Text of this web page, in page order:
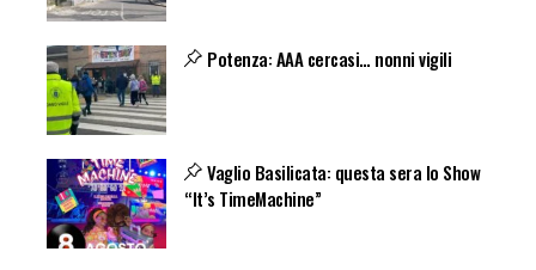
Potenza: AAA cercasi… nonni vigili
Vaglio Basilicata: questa sera lo Show
“It’s TimeMachine”